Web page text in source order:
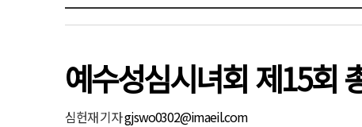
예수성심시녀회 제15회
심헌재 기자gjswo0302@imaeil.com